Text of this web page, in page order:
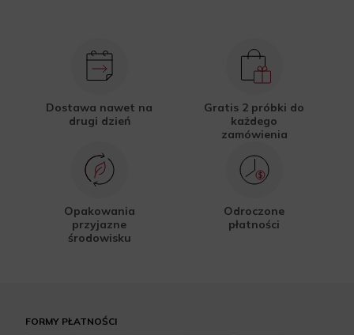
Dostawa nawet na
drugi dzień
Gratis 2 próbki do
każdego
zamówienia
Opakowania
przyjazne
środowisku
Odroczone
płatności
FORMY PŁATNOŚCI